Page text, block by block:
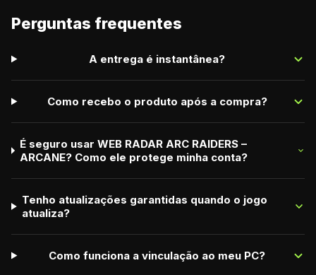
Perguntas frequentes
A entrega é instantânea?
Como recebo o produto após a compra?
É seguro usar WEB RADAR ARC RAIDERS –
ARCANE? Como ele protege minha conta?
Tenho atualizações garantidas quando o jogo
atualiza?
Como funciona a vinculação ao meu PC?